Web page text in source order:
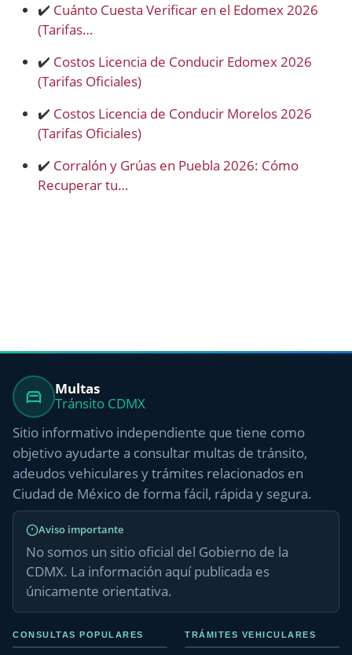
✔️ Cuánto Cuesta Verificar en el Edomex 2026
(Tarifas…
✔️ Costos Licencia de Conducir Edomex 2026
(Tarifas Oficiales)
✔️ Costos Licencia de Conducir Morelos 2026
(Tarifas Oficiales)
✔️ Corralón y Grúas en Puebla 2026: Cómo
Recuperar tu…
Multas
Tránsito CDMX
Sitio informativo independiente que tiene como
objetivo ayudarte a consultar multas de tránsito,
adeudos vehiculares y trámites relacionados en
Ciudad de México de forma fácil, rápida y segura.
Aviso importante
No somos un sitio oficial del Gobierno de la
CDMX. La información aquí publicada es
únicamente orientativa.
CONSULTAS POPULARES TRÁMITES VEHICULARES